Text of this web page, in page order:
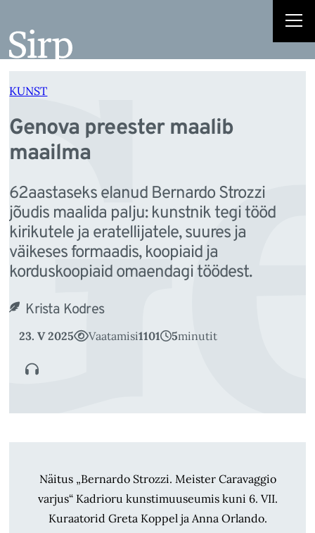
juurde
KUNST
Genova preester maalib
maailma
62aastaseks elanud Bernardo Strozzi
jõudis maalida palju: kunstnik tegi tööd
kirikutele ja eratellijatele, suures ja
väikeses formaadis, koopiaid ja
korduskoopiaid omaendagi töödest.
Krista Kodres
23. V 2025 Vaatamisi1101 5minutit
Näitus „Bernardo Strozzi. Meister Caravaggio
varjus“ Kadrioru kunstimuuseumis kuni 6. VII.
Kuraatorid Greta Koppel ja Anna Orlando.